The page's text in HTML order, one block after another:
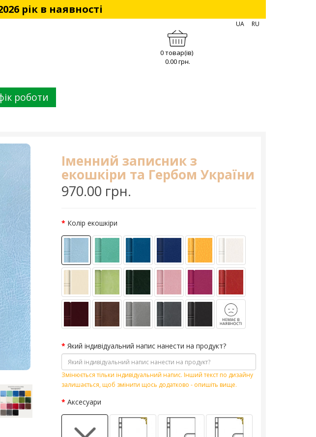
рік в наявності
роботи
0 товар(ів)
0.00 грн.
UA RU
Іменний записник з
екошкіри та Гербом України
970.00 грн.
Колір екошкіри
Який індивідуальний напис нанести на продукт?
Змінюється тільки індивідуальний напис. Інший текст по дизайну
залишається, щоб змінити щось додатково - опишіть вище.
Аксесуари